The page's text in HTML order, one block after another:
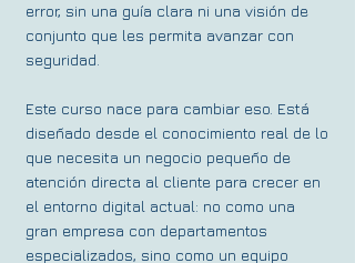
error, sin una guía clara ni una visión de
conjunto que les permita avanzar con
seguridad.
Este curso nace para cambiar eso. Está
diseñado desde el conocimiento real de lo
que necesita un negocio pequeño de
atención directa al cliente para crecer en
el entorno digital actual: no como una
gran empresa con departamentos
especializados, sino como un equipo